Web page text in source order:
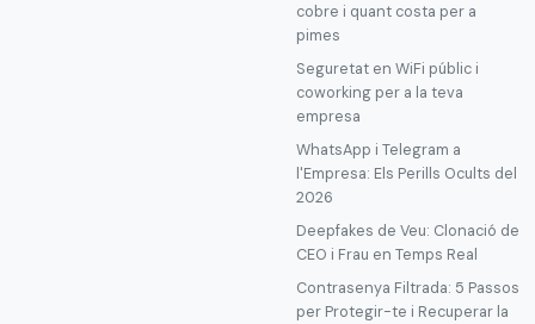
cobre i quant costa per a
pimes
Seguretat en WiFi públic i
coworking per a la teva
empresa
WhatsApp i Telegram a
l'Empresa: Els Perills Ocults del
2026
Deepfakes de Veu: Clonació de
CEO i Frau en Temps Real
Contrasenya Filtrada: 5 Passos
per Protegir-te i Recuperar la